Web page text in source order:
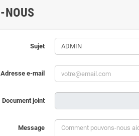
NOUS
Sujet
Adresse e-mail
Document joint
Message